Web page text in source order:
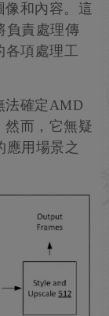
像和內容。這
負責處理傳
各項處理工
法確定AMD
而，它無疑
應用場景之